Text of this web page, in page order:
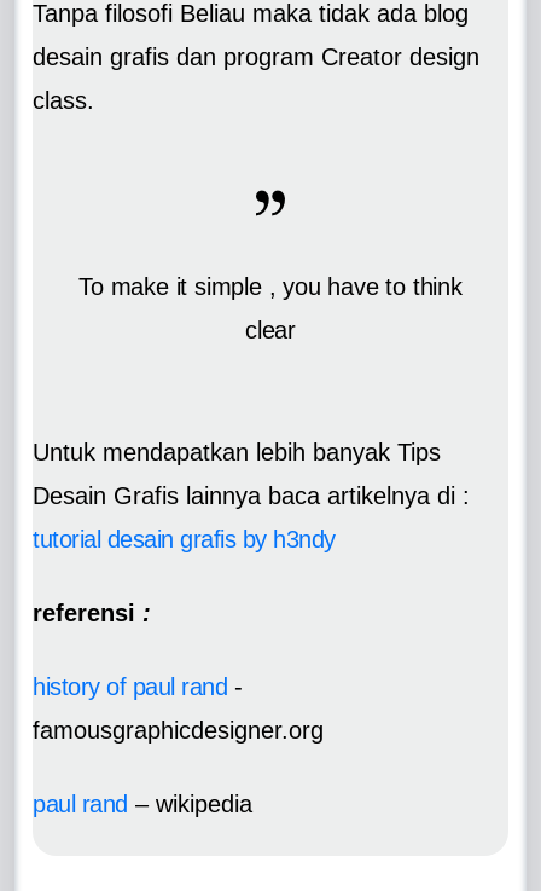
Tanpa filosofi Beliau maka tidak ada blog
desain grafis dan program Creator design
class.
To make it simple , you have to think
clear
Untuk mendapatkan lebih banyak Tips
Desain Grafis lainnya baca artikelnya di :
tutorial desain grafis by h3ndy
referensi :
history of paul rand -
famousgraphicdesigner.org
paul rand – wikipedia